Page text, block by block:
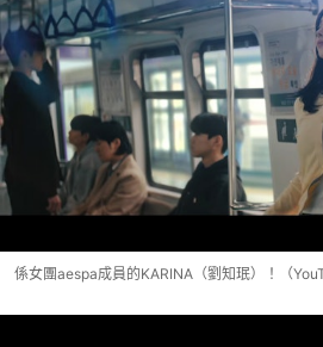
係女團aespa成員的KARINA（劉知珉）！（